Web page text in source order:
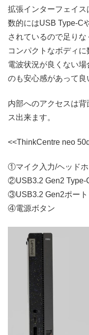
拡張インターフェイス
数的にはUSB Type-C
されているので足りな
コンパクトなボディに
電波状況が良くない
のも安心感があって良
内部へのアクセスは
ス出来ます。
<<ThinkCentre neo
①マイク入力/ヘッド
②USB3.2 Gen2 Type-
③USB3.2 Gen2ポート
④電源ボタン